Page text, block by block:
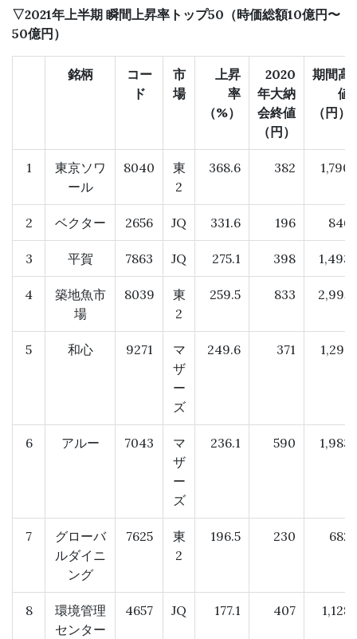
▽2021年上半期 瞬間上昇率トップ50（時価総額10億円〜
50億円）
銘柄
コー
ド
市
場
上昇
率
（%）
2020
年大納
会終値
（円）
期間高
値
（円）
1
東京ソワ
ール
8040
東
2
368.6 382 1,790
2 ベクター 2656 JQ 331.6 196 846
3 平賀 7863 JQ 275.1 398 1,493
4
築地魚市
場
8039
東
2
259.5 833 2,995
5 和心 9271
マ
ザ
ー
ズ
249.6 371 1,297
6 アルー 7043
マ
ザ
ー
ズ
236.1 590 1,983
7
グローバ
ルダイニ
ング
7625
東
2
196.5 230 682
8
環境管理
センター
4657 JQ 177.1 407 1,128